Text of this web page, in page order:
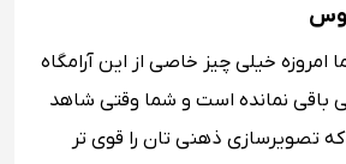
امروزه خیلی چیز خاصی از این آرامگاه
باقی نمانده است و شما وقتی شاهد
که تصویرسازی ذهنی تان را قوی تر